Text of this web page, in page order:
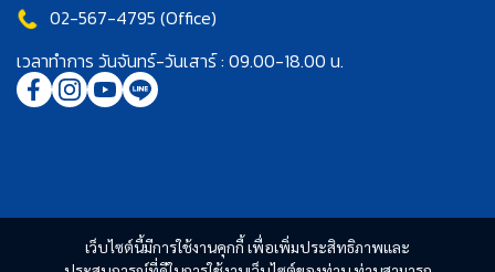
เว็บไซต์นี้มีการใช้งานคุกกี้ เพื่อเพิ่มประสิทธิภาพและ
02-567-4795 (Office)
เวลาทำการ วันจันทร์-วันเสาร์ : 09.00-18.00 น.